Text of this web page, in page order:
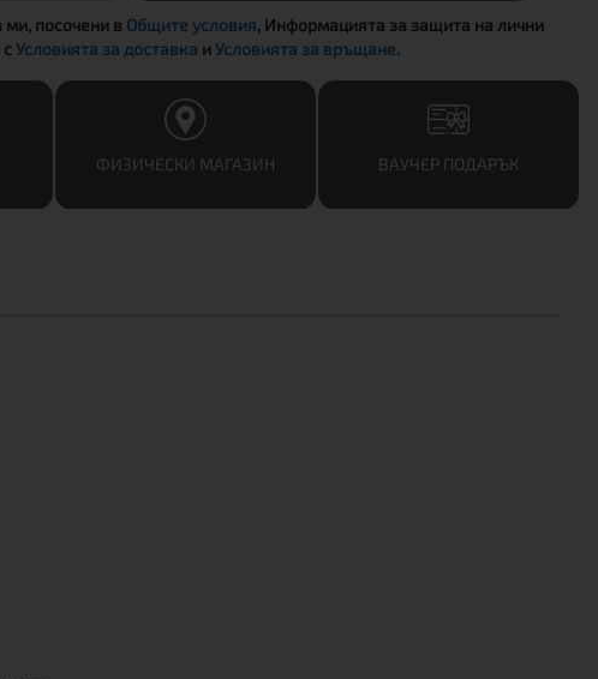
ми, посочени в Общите условия, Информацията за защита на лични
сУсловията за доставка иУсловията за връщане.
ФИЗИЧЕСКИ МАГАЗИН ВАУЧЕР ПОДАРЪК